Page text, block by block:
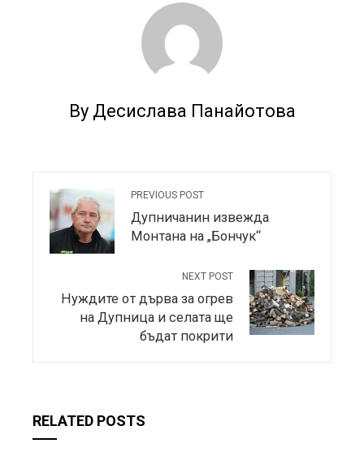
By Десислава Панайотова
PREVIOUS POST
Дупничанин извежда
Монтана на „Бончук“
NEXT POST
Нуждите от дърва за огрев
на Дупница и селата ще
бъдат покрити
RELATED POSTS